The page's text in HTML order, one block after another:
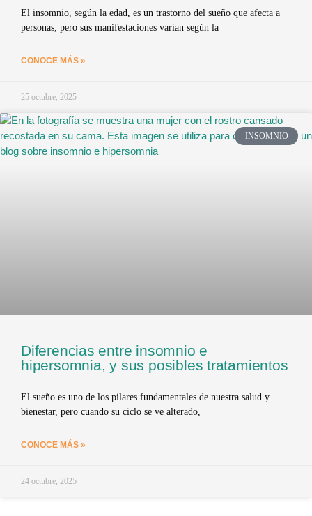
El insomnio, según la edad, es un trastorno del sueño que afecta a
personas, pero sus manifestaciones varían según la
CONOCE MÁS »
25 octubre, 2025
INSOMNIO
Diferencias entre insomnio e
hipersomnia, y sus posibles tratamientos
El sueño es uno de los pilares fundamentales de nuestra salud y
bienestar, pero cuando su ciclo se ve alterado,
CONOCE MÁS »
24 octubre, 2025